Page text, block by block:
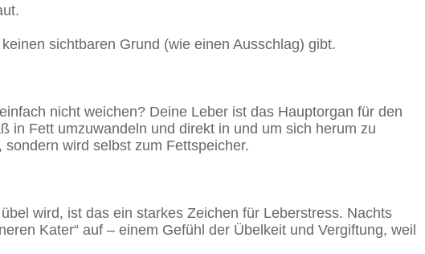
sichtbaren Grund (wie einen Ausschlag) gibt.
nicht weichen? Deine Leber ist das Hauptorgan für den
in Fett umzuwandeln und direkt in und um sich herum zu
wird selbst zum Fettspeicher.
wird, ist das ein starkes Zeichen für Leberstress. Nachts
Kater“ auf – einem Gefühl der Übelkeit und Vergiftung, weil